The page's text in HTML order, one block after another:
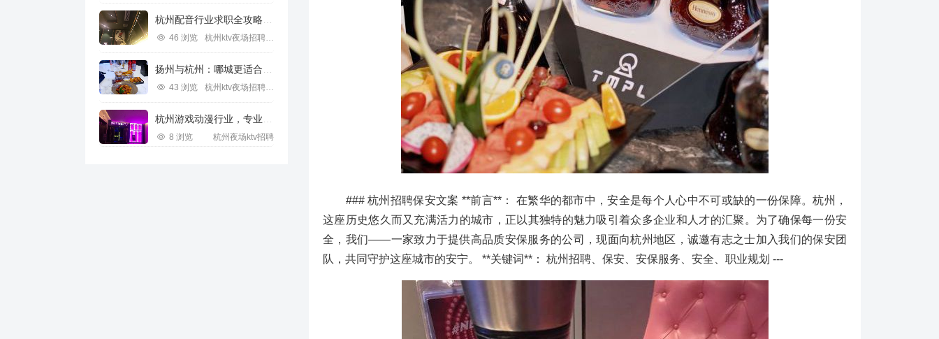
46 浏览 杭州ktv夜场招聘信息
43 浏览 杭州ktv夜场招聘信息
8 浏览 杭州夜场ktv招聘
### 杭州招聘保安文案 **前言**： 在繁华的都市中，安全是每个人心中不可或缺的一份保障。杭州，
这座历史悠久而又充满活力的城市，正以其独特的魅力吸引着众多企业和人才的汇聚。为了确保每一份安
全，我们——一家致力于提供高品质安保服务的公司，现面向杭州地区，诚邀有志之士加入我们的保安团
队，共同守护这座城市的安宁。 **关键词**： 杭州招聘、保安、安保服务、安全、职业规划 ---